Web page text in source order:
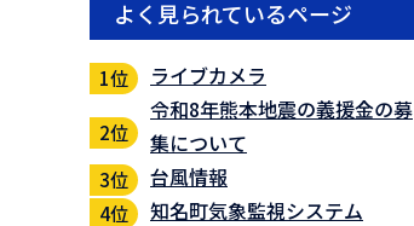
よく見られているページ
ライブカメラ
令和8年熊本地震の義援金の募
集について
台風情報
知名町気象監視システム